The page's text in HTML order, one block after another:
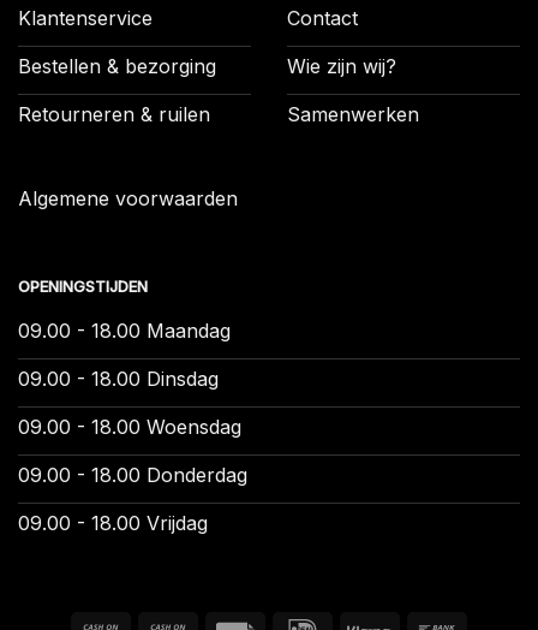
Klantenservice
Bestellen & bezorging
Retourneren & ruilen
Algemene voorwaarden
Contact
Wie zijn wij?
Samenwerken
OPENINGSTIJDEN
09.00 - 18.00 Maandag
09.00 - 18.00 Dinsdag
09.00 - 18.00 Woensdag
09.00 - 18.00 Donderdag
09.00 - 18.00 Vrijdag